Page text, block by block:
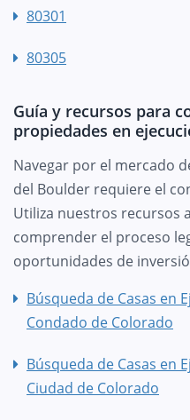
80301
80305
Guía y recursos para
propiedades en
Navegar por el mercado
del Boulder requiere el
Utiliza nuestros recursos
comprender el proceso
oportunidades de
Búsqueda de Casas en
Condado de Colorado
Búsqueda de Casas en
Ciudad de Colorado